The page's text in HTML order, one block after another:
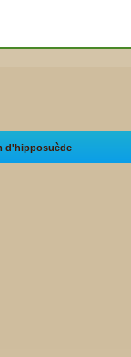
d'hipposuède